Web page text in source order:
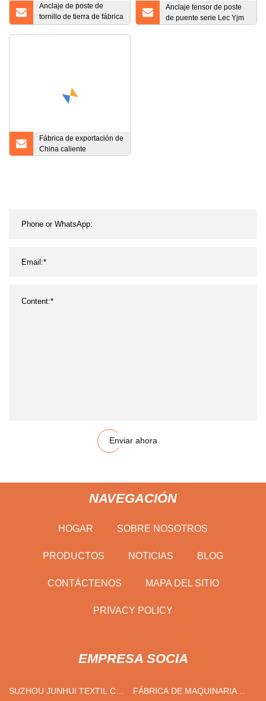
Anclaje de poste de
tornillo de tierra de fábrica
de China, anclajes de
tornillo de tierra
Anclaje tensor de poste
de puente serie Lec Yjm
Fábrica de exportación de
China caliente
Enviar ahora
NAVEGACIÓN
HOGAR SOBRE NOSOTROS
PRODUCTOS NOTICIAS BLOG
CONTÁCTENOS MAPA DEL SITIO
PRIVACY POLICY
EMPRESA SOCIA
SUZHOU JUNHUI TEXTIL CO.,
FÁBRICA DE MAQUINARIA